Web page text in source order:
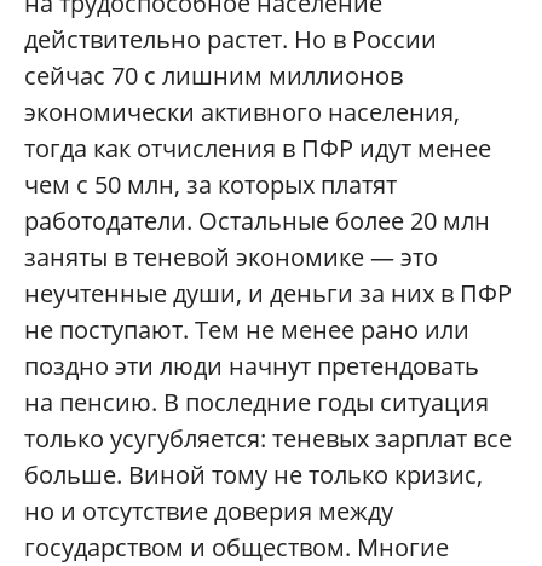
действительно растет. Но в России
сейчас 70 с лишним миллионов
экономически активного населения,
тогда как отчисления в ПФР идут менее
чем с 50 млн, за которых платят
работодатели. Остальные более 20 млн
заняты в теневой экономике — это
неучтенные души, и деньги за них в ПФР
не поступают. Тем не менее рано или
поздно эти люди начнут претендовать
на пенсию. В последние годы ситуация
только усугубляется: теневых зарплат все
больше. Виной тому не только кризис,
но и отсутствие доверия между
государством и обществом. Многие